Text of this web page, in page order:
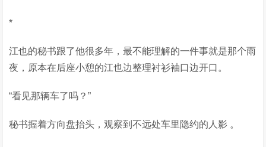
*
江也的秘书跟了他很多年，最不能理解的一件事就是那个雨
夜，原本在后座小憩的江也边整理衬衫袖口边开口。
“看见那辆车了吗？”
秘书握着方向盘抬头，观察到不远处车里隐约的人影 。